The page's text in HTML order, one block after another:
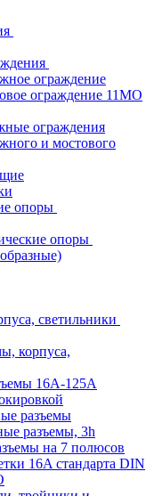
ограждение
ограждение 11МО
ограждения
и мостового
опоры
опоры
светильники
корпуса,
16А-125А
разъемы
разъемы, 3h
на 7 полюсов
16A стандарта DIN